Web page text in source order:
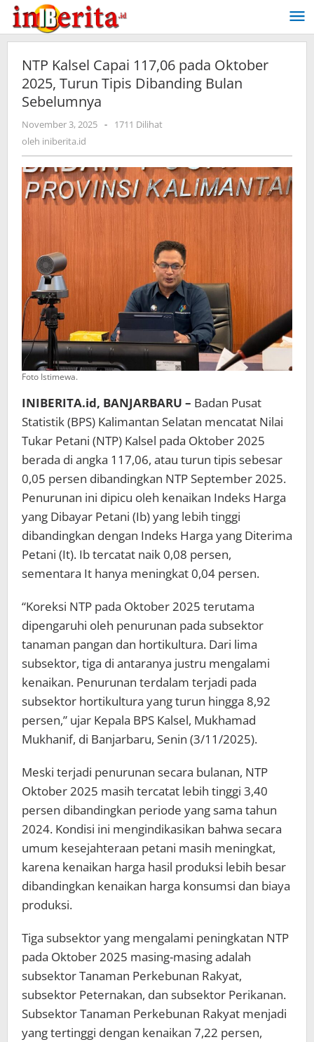
Lewati
konten
NTP Kalsel Capai 117,06 pada Oktober
2025, Turun Tipis Dibanding Bulan
Sebelumnya
November 3, 2025 oleh
-
1711 Dilihat
oleh iniberita.id
Foto Istimewa.
INIBERITA.id, BANJARBARU – Badan Pusat
Statistik (BPS) Kalimantan Selatan mencatat Nilai
Tukar Petani (NTP) Kalsel pada Oktober 2025
berada di angka 117,06, atau turun tipis sebesar
0,05 persen dibandingkan NTP September 2025.
Penurunan ini dipicu oleh kenaikan Indeks Harga
yang Dibayar Petani (Ib) yang lebih tinggi
dibandingkan dengan Indeks Harga yang Diterima
Petani (It). Ib tercatat naik 0,08 persen,
sementara It hanya meningkat 0,04 persen.
“Koreksi NTP pada Oktober 2025 terutama
dipengaruhi oleh penurunan pada subsektor
tanaman pangan dan hortikultura. Dari lima
subsektor, tiga di antaranya justru mengalami
kenaikan. Penurunan terdalam terjadi pada
subsektor hortikultura yang turun hingga 8,92
persen,” ujar Kepala BPS Kalsel, Mukhamad
Mukhanif, di Banjarbaru, Senin (3/11/2025).
Meski terjadi penurunan secara bulanan, NTP
Oktober 2025 masih tercatat lebih tinggi 3,40
persen dibandingkan periode yang sama tahun
2024. Kondisi ini mengindikasikan bahwa secara
umum kesejahteraan petani masih meningkat,
karena kenaikan harga hasil produksi lebih besar
dibandingkan kenaikan harga konsumsi dan biaya
produksi.
Tiga subsektor yang mengalami peningkatan NTP
pada Oktober 2025 masing-masing adalah
subsektor Tanaman Perkebunan Rakyat,
subsektor Peternakan, dan subsektor Perikanan.
Subsektor Tanaman Perkebunan Rakyat menjadi
yang tertinggi dengan kenaikan 7,22 persen,